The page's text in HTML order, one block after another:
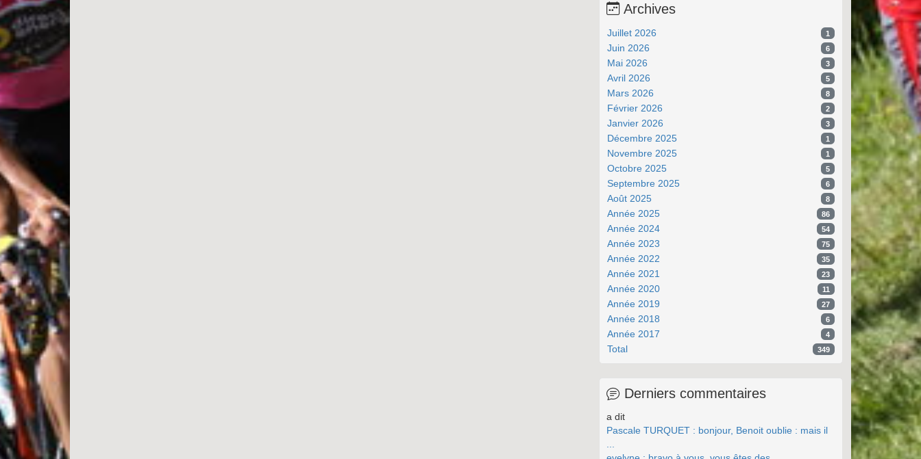
Archives
Juillet 2026 1
Juin 2026 6
Mai 2026 3
Avril 2026 5
Mars 2026 8
Février 2026 2
Janvier 2026 3
Décembre 2025 1
Novembre 2025 1
Octobre 2025 5
Septembre 2025 6
Août 2025 8
Année 2025 86
Année 2024 54
Année 2023 75
Année 2022 35
Année 2021 23
Année 2020 11
Année 2019 27
Année 2018 6
Année 2017 4
Total 349
Derniers commentaires
a dit
Pascale TURQUET : bonjour, Benoit oublie : mais il